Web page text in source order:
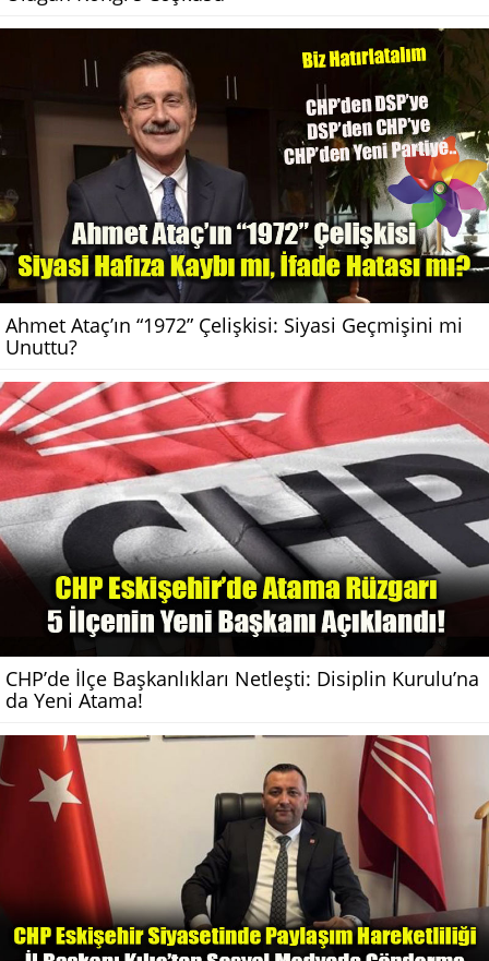
Ahmet Ataç’ın “1972” Çelişkisi: Siyasi Geçmişini mi
Unuttu?
CHP’de İlçe Başkanlıkları Netleşti: Disiplin Kurulu’na
da Yeni Atama!